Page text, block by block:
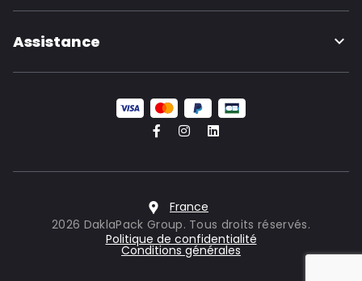
Assistance
France
2026 DaklaPack Group. Tous droits réservés.
Politique de confidentialité
Conditions générales